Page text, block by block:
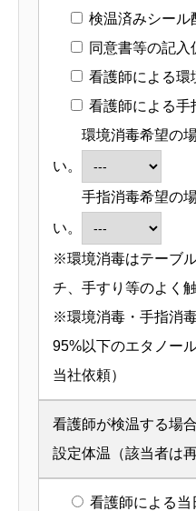
検温済みシール
同意書等の記入
看護師による環
看護師による手
環境消毒希望の場
い。
手指消毒希望の場
い。
※環境消毒はテーブ
チ、手すり等のよく
※環境消毒・手指消
95%以下のエタノー
当社依頼）
看護師が検温する場
設定体温（該当者は
看護師による当